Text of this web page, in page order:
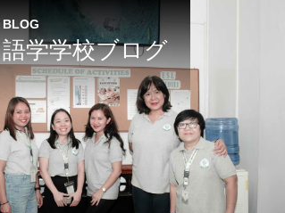
BLOG
語学学校ブログ